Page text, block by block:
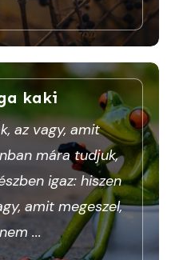
kaki
az vagy, amit
mára tudjuk,
igaz: hiszen
amit megeszel,
...